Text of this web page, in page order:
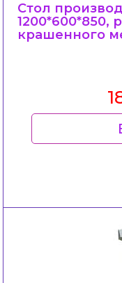
Стол
1200*600*850,
крашенного